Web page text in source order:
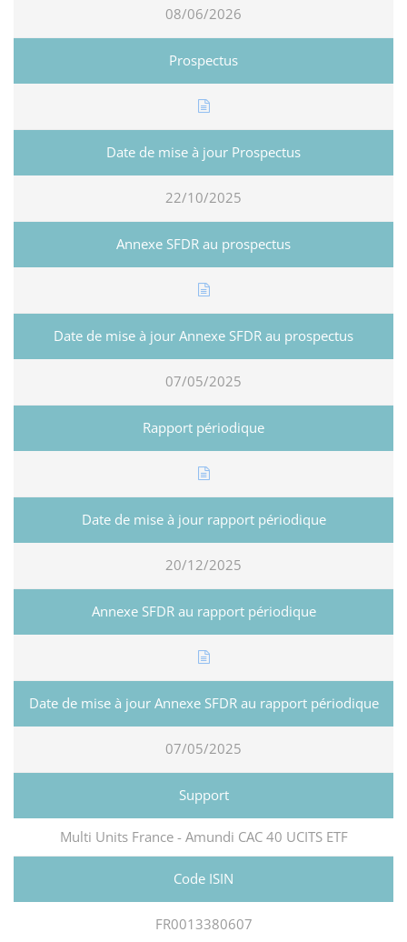
08/06/2026
22/10/2025
07/05/2025
20/12/2025
07/05/2025
Multi Units France - Amundi CAC 40 UCITS ETF
FR0013380607